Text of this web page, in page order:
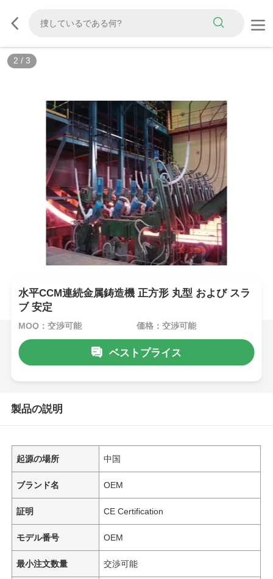
2 / 3
水平CCM連続金属鋳造機 正方形 丸型 および スラ
ブ 安定
MOQ：交渉可能 価格：交渉可能
ベストプライス
製品の説明
起源の場所 中国
ブランド名 OEM
証明 CE Certification
モデル番号 OEM
最小注文数量 交渉可能